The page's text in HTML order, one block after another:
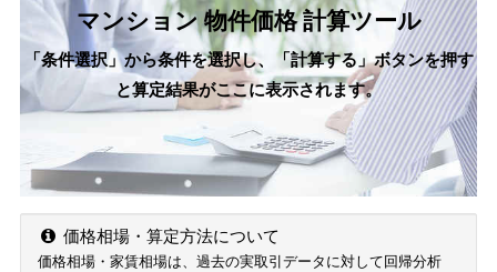
マンション 物件価格 計算ツール
「条件選択」から条件を選択し、「計算する」ボタンを押す
と算定結果がここに表示されます。
価格相場・算定方法について
価格相場・家賃相場は、過去の実取引データに対して回帰分析